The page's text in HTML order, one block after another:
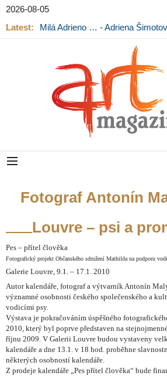
2026-08-05
Latest:
Milá Adrieno … - Adriena
Fotograf Antonín
Louvre – psi a
Pes – přítel člověka
Fotografický projekt Občanského sdružení Mathilda na podporu
Galerie Louvre, 9.1. – 17.1. 2010
Autor kalendáře, fotograf a výtvarník Antonín
významné osobnosti českého společenského a
vodicími psy.
Výstava je pokračováním úspěšného
2010, který byl poprve představen na
říjnu 2009. V Galerii Louvre budou vystaveny
kalendáře a dne 13.1. v 18 hod. proběhne
některých osobností kalendáře.
Z prodeje kalendáře „Pes přítel člověka“ bude